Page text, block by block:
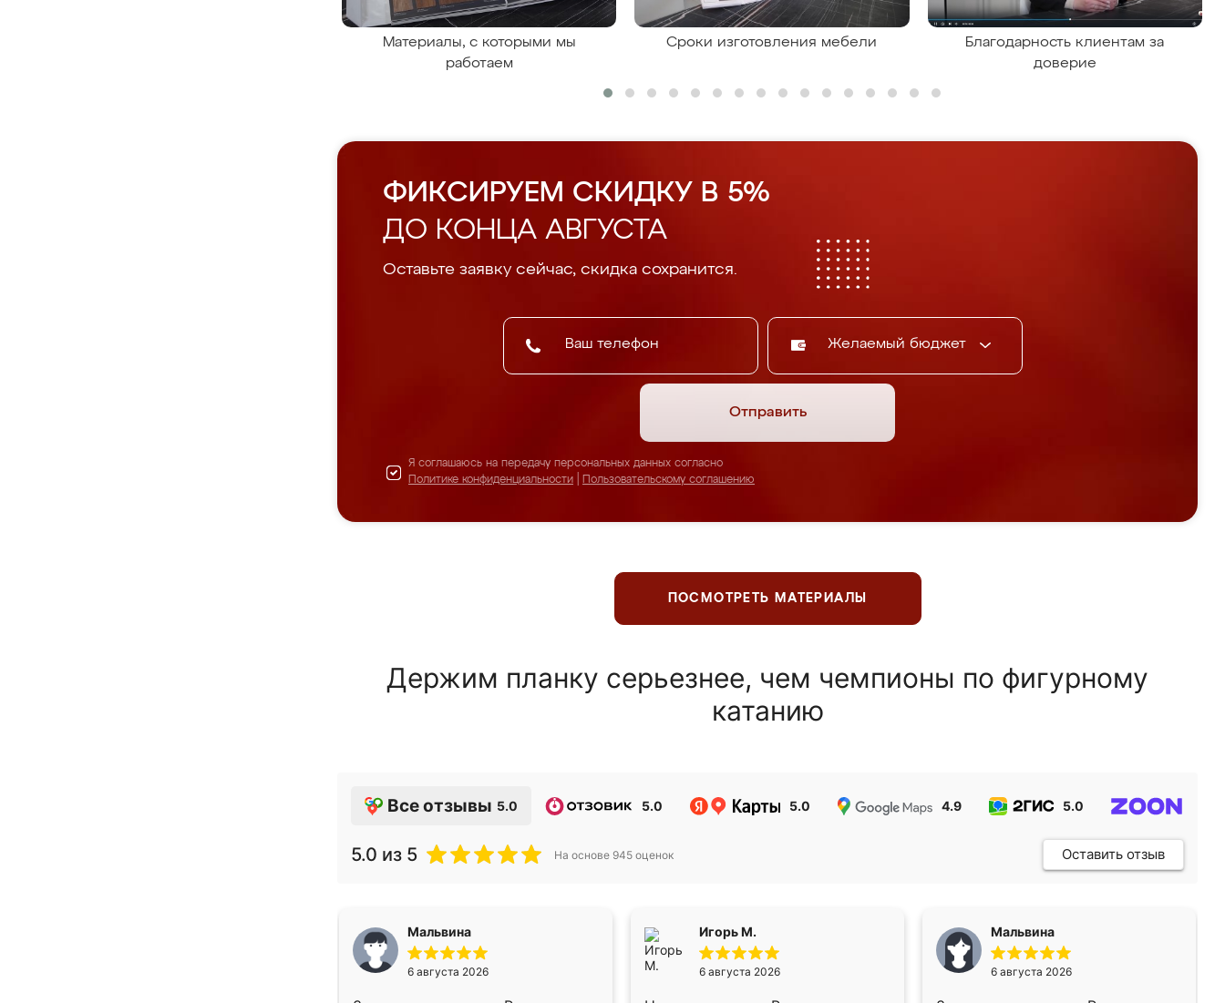
Материалы, с которыми мы
работаем
Сроки изготовления мебели
Благодарность клиентам за
доверие
ФИКСИРУЕМ СКИДКУ В 5%
ДО КОНЦА АВГУСТА
Оставьте заявку сейчас, скидка сохранится.
Желаемый бюджет
Отправить
Я соглашаюсь на передачу персональных данных согласно
Политике конфиденциальности
Пользовательскому соглашению
ПОСМОТРЕТЬ МАТЕРИАЛЫ
Держим планку серьезнее, чем чемпионы по фигурному
катанию
Все отзывы 5.0 5.0 5.0 4.9 5.0
5.0 из 5 На основе 945 оценок Оставить отзыв
Мальвина
6 августа 2026
Игорь М.
6 августа 2026
Мальвина
6 августа 2026